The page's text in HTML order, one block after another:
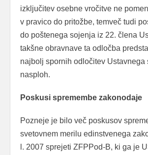
izključitev osebne vročitve ne
v pravico do pritožbe, temveč tudi
do poštenega sojenja iz 22. člena
takšne obravnave ta odločba
najbolj spornih odločitev Ustavnega
nasploh.
Poskusi spremembe zakonodaje
Pozneje je bilo več poskusov
svetovnem merilu edinstvenega
l. 2007 sprejeti ZFPPod-B, ki ga je